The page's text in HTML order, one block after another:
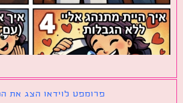
פרומפט לוידאו הצג את המקצוע